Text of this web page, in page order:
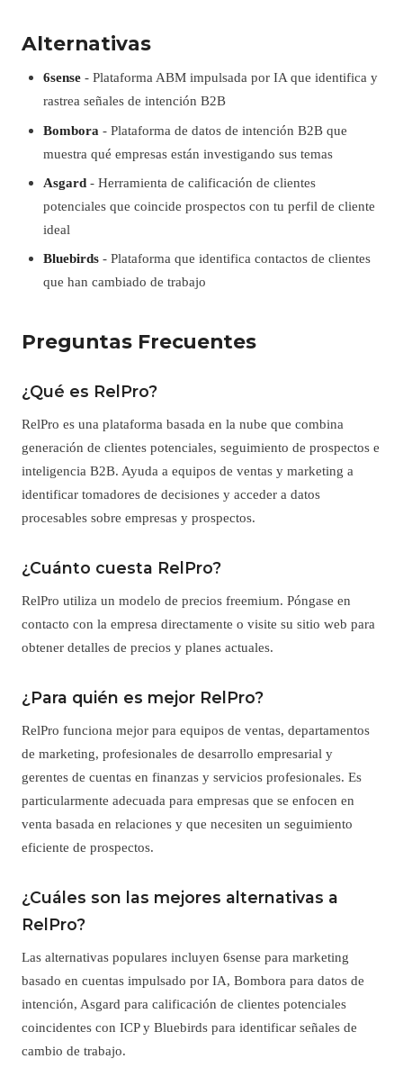
Alternativas
6sense - Plataforma ABM impulsada por IA que identifica y
rastrea señales de intención B2B
Bombora - Plataforma de datos de intención B2B que
muestra qué empresas están investigando sus temas
Asgard - Herramienta de calificación de clientes
potenciales que coincide prospectos con tu perfil de cliente
ideal
Bluebirds - Plataforma que identifica contactos de clientes
que han cambiado de trabajo
Preguntas Frecuentes
¿Qué es RelPro?
RelPro es una plataforma basada en la nube que combina
generación de clientes potenciales, seguimiento de prospectos e
inteligencia B2B. Ayuda a equipos de ventas y marketing a
identificar tomadores de decisiones y acceder a datos
procesables sobre empresas y prospectos.
¿Cuánto cuesta RelPro?
RelPro utiliza un modelo de precios freemium. Póngase en
contacto con la empresa directamente o visite su sitio web para
obtener detalles de precios y planes actuales.
¿Para quién es mejor RelPro?
RelPro funciona mejor para equipos de ventas, departamentos
de marketing, profesionales de desarrollo empresarial y
gerentes de cuentas en finanzas y servicios profesionales. Es
particularmente adecuada para empresas que se enfocen en
venta basada en relaciones y que necesiten un seguimiento
eficiente de prospectos.
¿Cuáles son las mejores alternativas a
RelPro?
Las alternativas populares incluyen 6sense para marketing
basado en cuentas impulsado por IA, Bombora para datos de
intención, Asgard para calificación de clientes potenciales
coincidentes con ICP y Bluebirds para identificar señales de
cambio de trabajo.